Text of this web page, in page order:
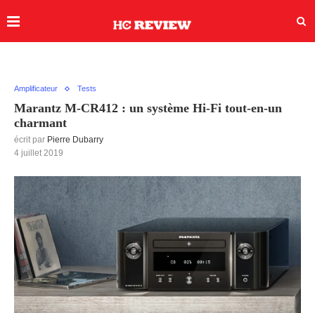
Amplificateur Tests
Marantz M-CR412 : un système Hi-Fi tout-en-un
charmant
écrit par Pierre Dubarry
4 juillet 2019